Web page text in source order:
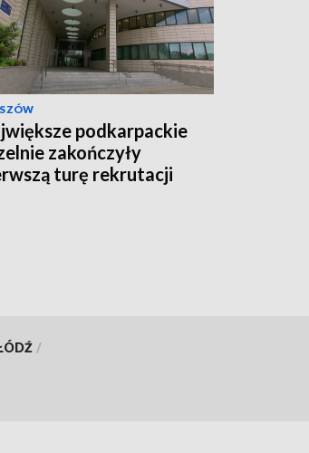
podkarpackie
zakończyły
turę rekrutacji
/